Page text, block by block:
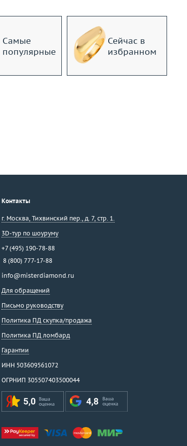
Самые
популярные
Сейчас в
избранном
Контакты
г. Москва, Тихвинский пер., д. 7, стр. 1.
3D-тур по шоуруму
+7 (495) 190-78-88
8 (800) 777-17-88
info@misterdiamond.ru
Для обращений
Письмо руководству
Политика ПД скупка/продажа
Политика ПД ломбард
Гарантии
ИНН 503609561072
ОГРНИП 305507403500044